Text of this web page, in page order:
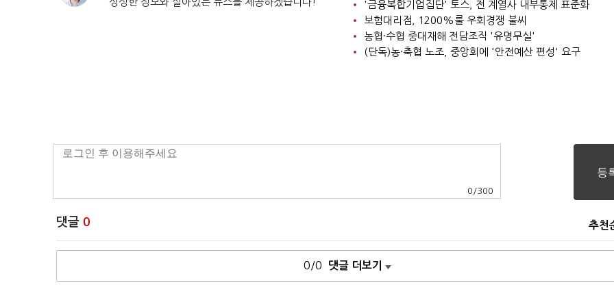
'금융복합기업집단' 토스, 전 계열사 내부통제 표준화
보험대리점, 1200%룰 우회경쟁 불씨
농협·수협 중대재해 전담조직 '유명무실'
(단독)농·축협 노조, 중앙회에 '안전예산 편성' 요구
0 /300
댓글 0 추천
0/0 댓글 더보기